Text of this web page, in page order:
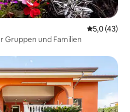
5,0 (43)
Gruppen und Familien